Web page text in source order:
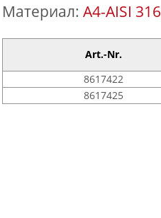
Материал: A4-AISI 316
Art.-Nr.
8617422
8617425